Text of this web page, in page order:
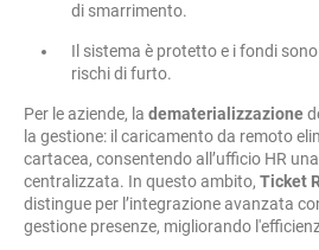
di smarrimento.
Il sistema è protetto e i fondi
rischi di furto.
Per le aziende, la dematerializzazione
la gestione: il caricamento da remoto
cartacea, consentendo all’ufficio HR
centralizzata. In questo ambito, Ticket
distingue per l’integrazione avanzata
gestione presenze, migliorando